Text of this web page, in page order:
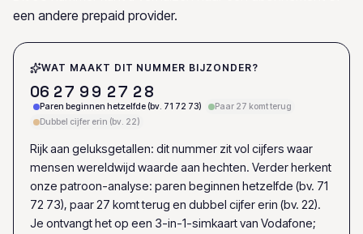
een andere prepaid provider.
WAT MAAKT DIT NUMMER BIJZONDER?
06 27 9 9 27 28
Paren beginnen hetzelfde (bv. 71 72 73)
Paar 27 komt terug
Dubbel cijfer erin (bv. 22)
Rijk aan geluksgetallen: dit nummer zit vol cijfers waar
mensen wereldwijd waarde aan hechten. Verder herkent
onze patroon-analyse: paren beginnen hetzelfde (bv. 71
72 73), paar 27 komt terug en dubbel cijfer erin (bv. 22).
Je ontvangt het op een 3-in-1-simkaart van Vodafone;